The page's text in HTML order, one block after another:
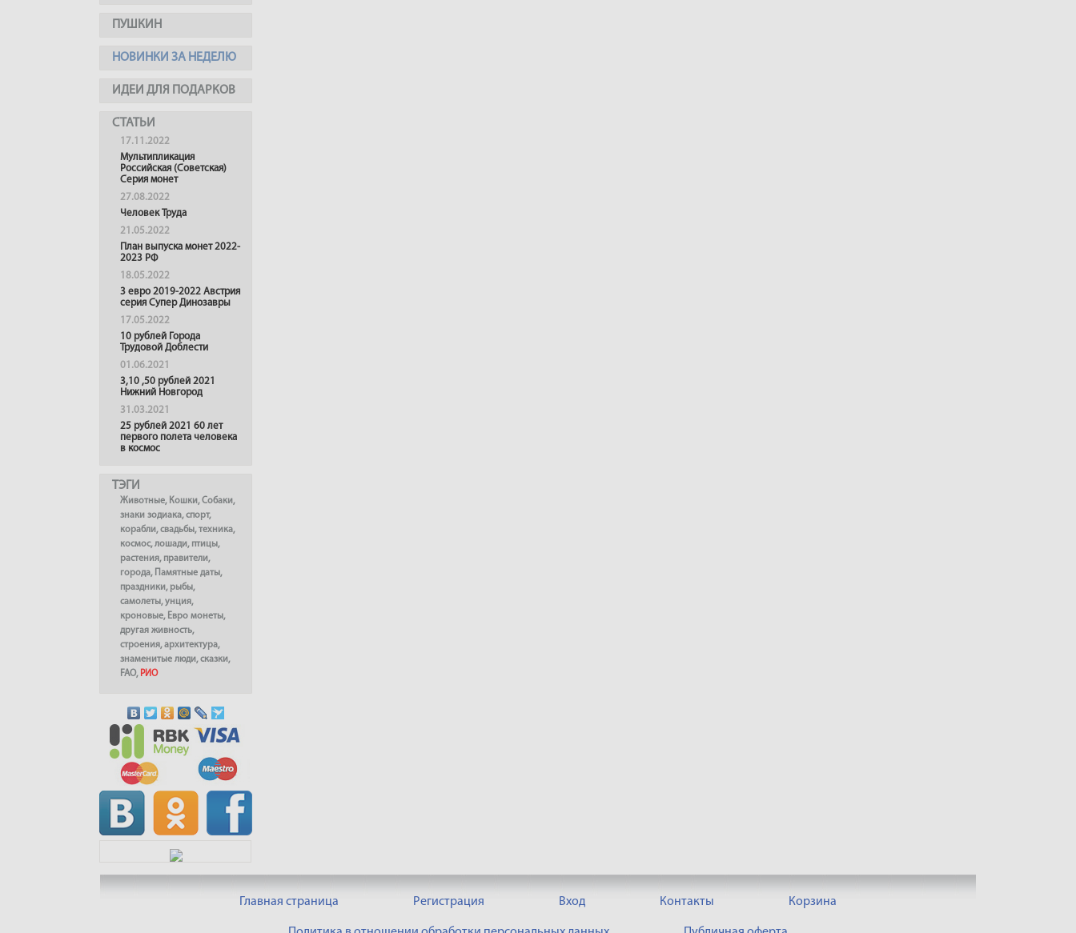
ПУШКИН
НОВИНКИ ЗА НЕДЕЛЮ
ИДЕИ ДЛЯ ПОДАРКОВ
СТАТЬИ
17.11.2022
Мультипликация
Российская (Советская)
Серия монет
27.08.2022
Человек Труда
21.05.2022
План выпуска монет 2022-
2023 РФ
18.05.2022
3 евро 2019-2022 Австрия
серия Супер Динозавры
17.05.2022
10 рублей Города
Трудовой Доблести
01.06.2021
3,10 ,50 рублей 2021
Нижний Новгород
31.03.2021
25 рублей 2021 60 лет
первого полета человека
в космос
ТЭГИ
Животные, Кошки,Собаки,
знаки зодиака,спорт,
корабли,свадьбы,техника,
космос,лошади, птицы,
растения, правители,
города, Памятные даты,
праздники, рыбы,
самолеты,унция,
кроновые, Евро монеты,
другая живность,
строения,архитектура,
знаменитые люди,сказки,
FAO, РИО
Главная страница Регистрация Вход Контакты Корзина